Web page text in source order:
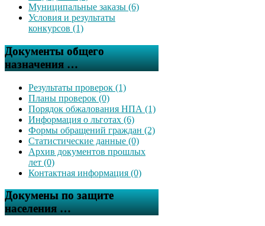
Муниципальные заказы (6)
Условия и результаты
конкурсов (1)
Документы общего
назначения …
Результаты проверок (1)
Планы проверок (0)
Порядок обжалования НПА (1)
Информация о льготах (6)
Формы обращений граждан (2)
Статистические данные (0)
Архив документов прошлых
лет (0)
Контактная информация (0)
Докумены по защите
населения …